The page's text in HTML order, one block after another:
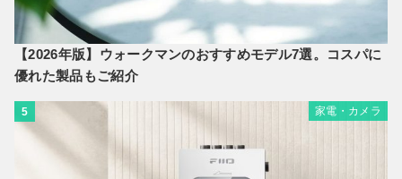
【2026年版】ウォークマンのおすすめモデル7選。コスパに
優れた製品もご紹介
5 家電・カメラ